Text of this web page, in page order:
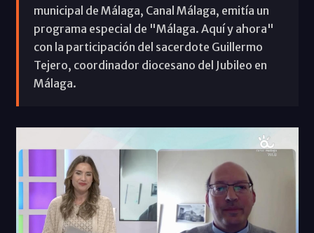
municipal de Málaga, Canal Málaga, emitía un
programa especial de "Málaga. Aquí y ahora"
con la participación del sacerdote Guillermo
Tejero, coordinador diocesano del Jubileo en
Málaga.